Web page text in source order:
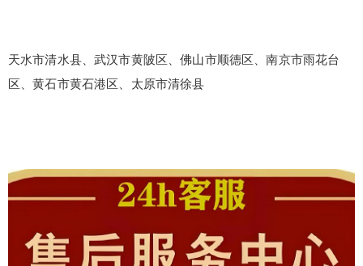
天水市清水县、武汉市黄陂区、佛山市顺德区、南京市雨花台
区、黄石市黄石港区、太原市清徐县